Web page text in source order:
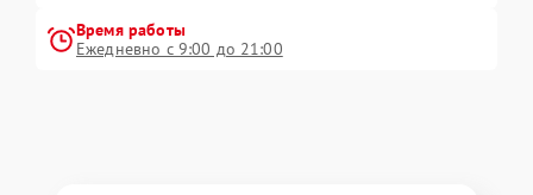
Время работы
Ежедневно с 9:00 до 21:00